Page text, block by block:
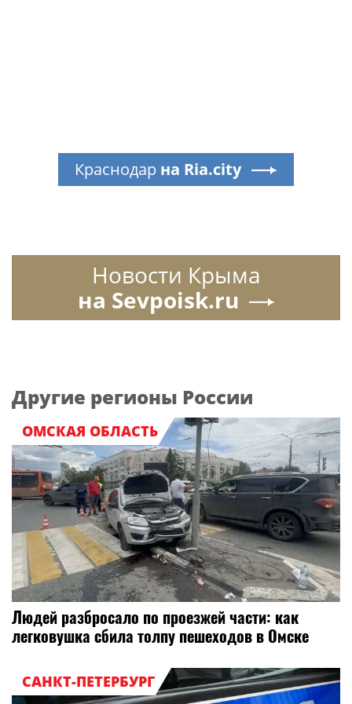
Краснодар на Ria.city
Новости Крыма
на Sevpoisk.ru
Другие регионы России
ОМСКАЯ ОБЛАСТЬ
Людей разбросало по проезжей части: как
легковушка сбила толпу пешеходов в Омске
САНКТ-ПЕТЕРБУРГ